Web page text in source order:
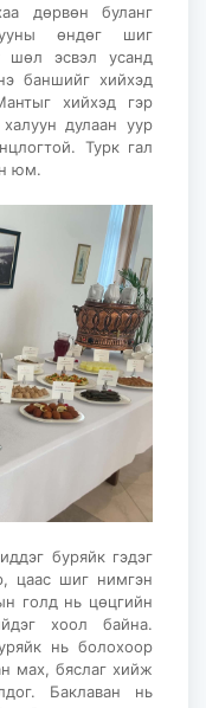
дөрвөн буланг
өндөг шиг
эсвэл усанд
баншийг хийхэд
хийхэд гэр
дулаан уур
Турк гал
юм.
буряйк гэдэг
цаас шиг нимгэн
голд нь цөцгийн
хоол байна.
нь болохоор
мах, бяслаг хийж
Баклаван нь